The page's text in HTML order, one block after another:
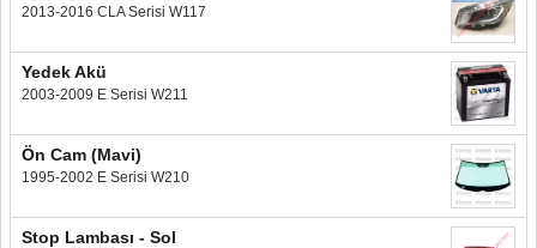
2013-2016 CLA Serisi W117
Yedek Akü
2003-2009 E Serisi W211
Ön Cam (Mavi)
1995-2002 E Serisi W210
Stop Lambası - Sol